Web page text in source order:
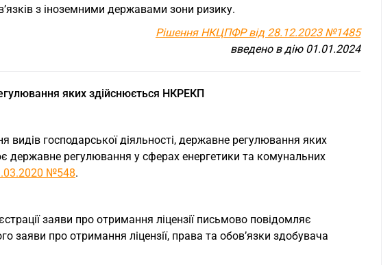
з іноземними державами зони ризику.
Рішення НКЦПФР від 28.12.2023 №1485
введено в дію 01.01.2024
яких здійснюється НКРЕКП
господарської діяльності, державне регулювання яких
державне регулювання у сферах енергетики та комунальних
№548.
заяви про отримання ліцензії письмово повідомляє
заяви про отримання ліцензії, права та обов’язки здобувача